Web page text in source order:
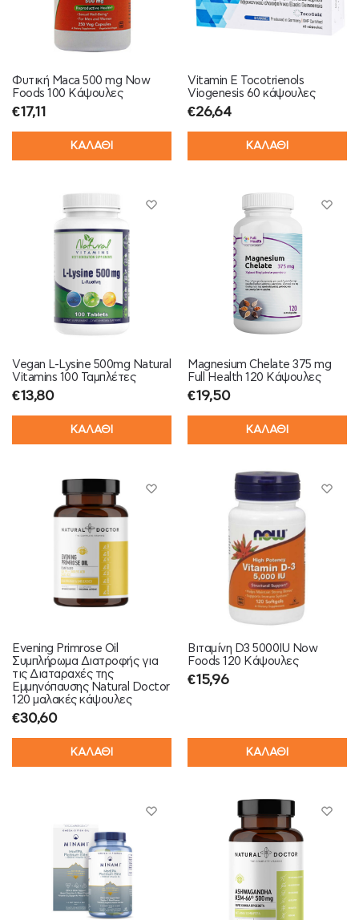
Φυτική Maca 500 mg Now
Foods 100 Κάψουλες
€17,11
ΚΑΛΑΘΙ
Vitamin E Tocotrienols
Viogenesis 60 κάψουλες
€26,64
ΚΑΛΑΘΙ
Vegan L-Lysine 500mg Natural
Vitamins 100 Ταμπλέτες
€13,80
ΚΑΛΑΘΙ
Magnesium Chelate 375 mg
Full Health 120 Κάψουλες
€19,50
ΚΑΛΑΘΙ
Evening Primrose Oil
Συμπλήρωμα Διατροφής για
τις Διαταραχές της
Εμμηνόπαυσης Natural Doctor
120 μαλακές κάψουλες
€30,60
ΚΑΛΑΘΙ
Βιταμίνη D3 5000IU Now
Foods 120 Κάψουλες
€15,96
ΚΑΛΑΘΙ